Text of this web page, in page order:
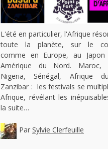
L'été en particulier, l'Afrique
toute la planète, sur le
comme en Europe, au
Amérique du Nord. Maroc,
Nigeria, Sénégal, Afrique
Zanzibar : les festivals se
Afrique, révélant les
la suite…
Par Sylvie Clerfeuille